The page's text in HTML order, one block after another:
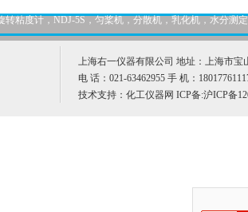
转粘度计，NDJ-5S，匀桨机，分散机，乳化机，水分测
上海右一仪器有限公司 地址：上海市宝
电 话：021-63462955 手 机：
技术支持： 化工仪器网 ICP备:沪ICP备